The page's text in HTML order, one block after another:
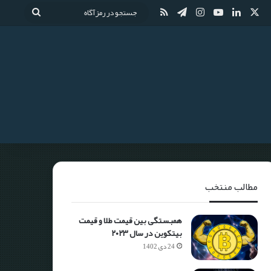
مطالب منتخب
همبستگی بین قیمت طلا و قیمت
بیتکوین در سال ۲۰۲۳
24 دی 1402